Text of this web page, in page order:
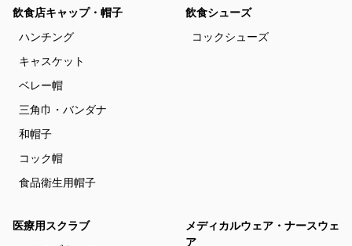
飲食店キャップ・帽子
ハンチング
キャスケット
ベレー帽
三角巾・バンダナ
和帽子
コック帽
食品衛生用帽子
飲食シューズ
コックシューズ
医療用スクラブ
メディカルウェア・ナースウェ
ア